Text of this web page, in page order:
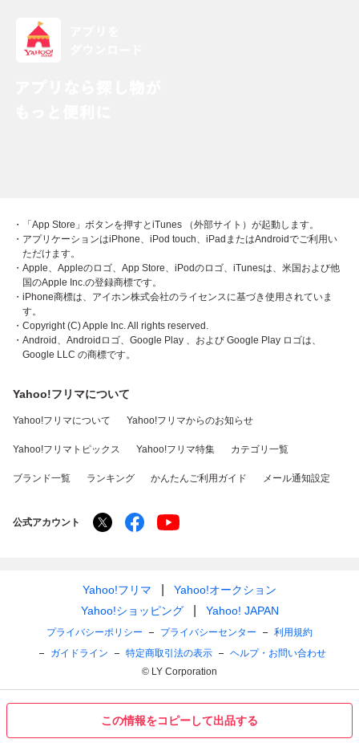
この情報をコピーして出品する
・「App Store」ボタンを押すとiTunes （外部サイト）が起動します。
・アプリケーションはiPhone、iPod touch、iPadまたはAndroidでご利用い
ただけます。
・Apple、Appleのロゴ、App Store、iPodのロゴ、iTunesは、米国および他
国のApple Inc.の登録商標です。
・iPhone商標は、アイホン株式会社のライセンスに基づき使用されていま
す。
・Copyright (C) Apple Inc. All rights reserved.
・Android、Androidロゴ、Google Play 、および Google Play ロゴは、
Google LLC の商標です。
Yahoo!フリマについて
Yahoo!フリマについて Yahoo!フリマからのお知らせ
Yahoo!フリマトピックス Yahoo!フリマ特集 カテゴリ一覧
ブランド一覧 ランキング かんたんご利用ガイド メール通知設定
公式アカウント
Yahoo!フリマ
Yahoo!オークション
Yahoo!ショッピング
Yahoo! JAPAN
プライバシーポリシー プライバシーセンター
利用規約
ガイドライン
特定商取引法の表示
ヘルプ・お問い合わせ
© LY Corporation